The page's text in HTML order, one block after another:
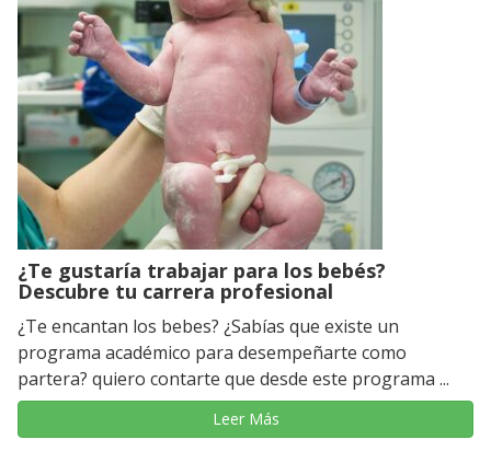
¿Te gustaría trabajar para los bebés?
Descubre tu carrera profesional
¿Te encantan los bebes? ¿Sabías que existe un
programa académico para desempeñarte como
partera? quiero contarte que desde este programa ...
Leer Más